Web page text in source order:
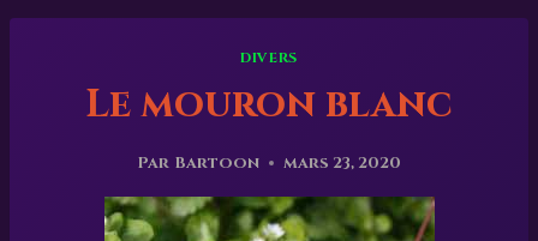
DIVERS
Le mouron blanc
Par Bartoon mars 23, 2020